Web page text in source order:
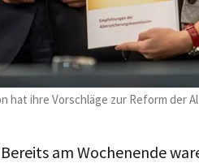
hat ihre Vorschläge zur Reform
Bereits am Wochenende